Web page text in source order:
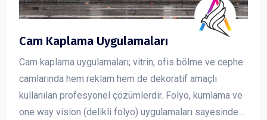
Cam Kaplama Uygulamaları
Cam kaplama uygulamaları; vitrin, ofis bölme ve cephe
camlarında hem reklam hem de dekoratif amaçlı
kullanılan profesyonel çözümlerdir. Folyo, kumlama ve
one way vision (delikli folyo) uygulamaları sayesinde